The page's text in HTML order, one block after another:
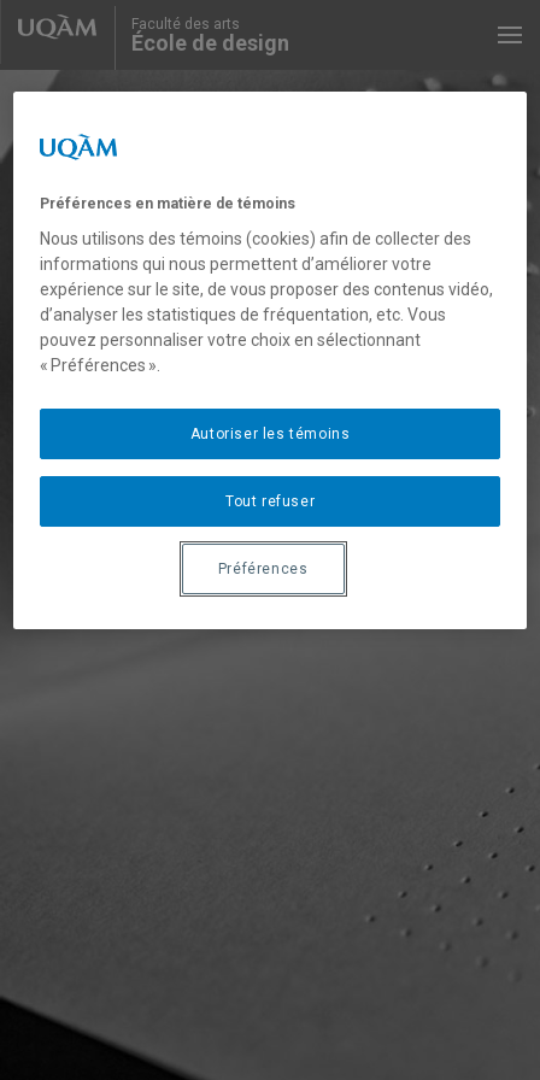
Faculté des arts
École de design
Recherche UQAM
Préférences en matière de témoins
Nous utilisons des témoins (cookies) afin de collecter des
informations qui nous permettent d’améliorer votre
expérience sur le site, de vous proposer des contenus vidéo,
d’analyser les statistiques de fréquentation, etc. Vous
pouvez personnaliser votre choix en sélectionnant
« Préférences ».
Tout refuser
Autoriser les témoins
Préférences